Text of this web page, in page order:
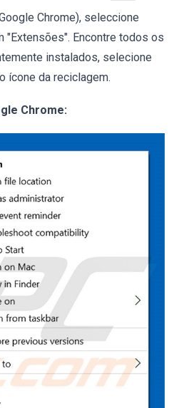
Chrome), seleccione
"Extensões". Encontre todos os
instalados, selecione
ícone da reciclagem.
Chrome: